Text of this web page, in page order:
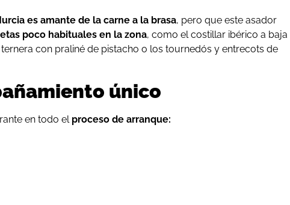
es amante de la carne a la brasa, pero que este asador
poco habituales en la zona, como el costillar ibérico a baja
con praliné de pistacho o los tournedós y entrecots de
único
en todo el proceso de arranque: